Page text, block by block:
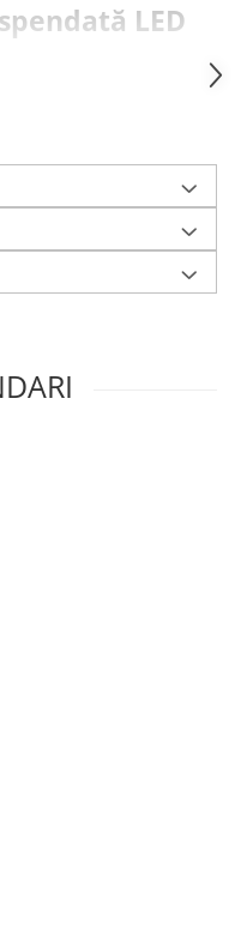
LED
cu flux luminos de
lângă pat,